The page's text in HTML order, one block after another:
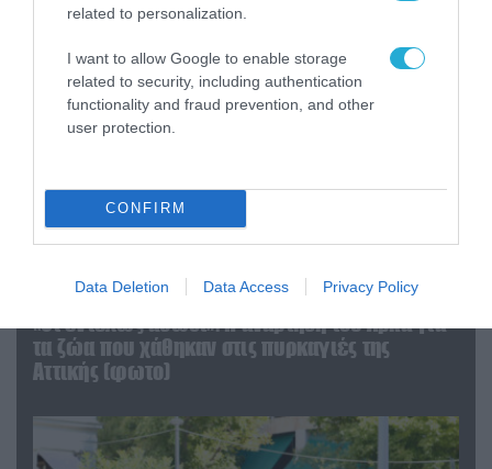
related to personalization.
I want to allow Google to enable storage
related to security, including authentication
functionality and fraud prevention, and other
user protection.
CONFIRM
Data Deletion Data Access Privacy Policy
06.08.2026 | 09:03
«Οι εντελώς αθώοι»: Η ανάρτηση του Αρκά για
τα ζώα που χάθηκαν στις πυρκαγιές της
Αττικής (φωτο)